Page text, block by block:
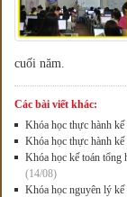
cuối năm.
Các bài viết khác:
Khóa học thực hành
Khóa học thực hành
Khóa học kế toán tổng
(14/08)
Khóa học nguyên lý